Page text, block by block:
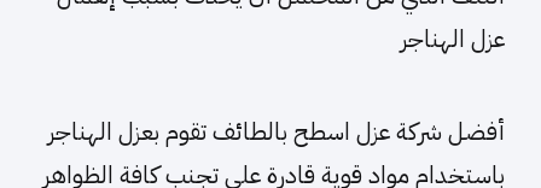
عزل الهناجر
أفضل شركة عزل اسطح بالطائف تقوم بعزل الهناجر
باستخدام مواد قوية قادرة على تجنب كافة الظواهر